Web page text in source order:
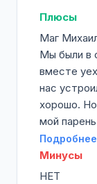
Плюсы
Маг
Мы были в
вместе
нас
хорошо.
мой
Минусы
НЕТ